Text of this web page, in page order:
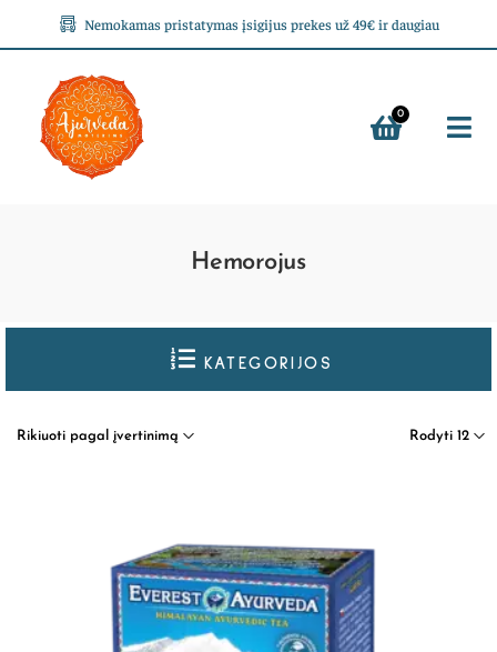
Nemokamas pristatymas įsigijus prekes už 49€ ir daugiau
0
Hemorojus
KATEGORIJOS
Rodyti 12
Rikiuoti pagal įvertinimą